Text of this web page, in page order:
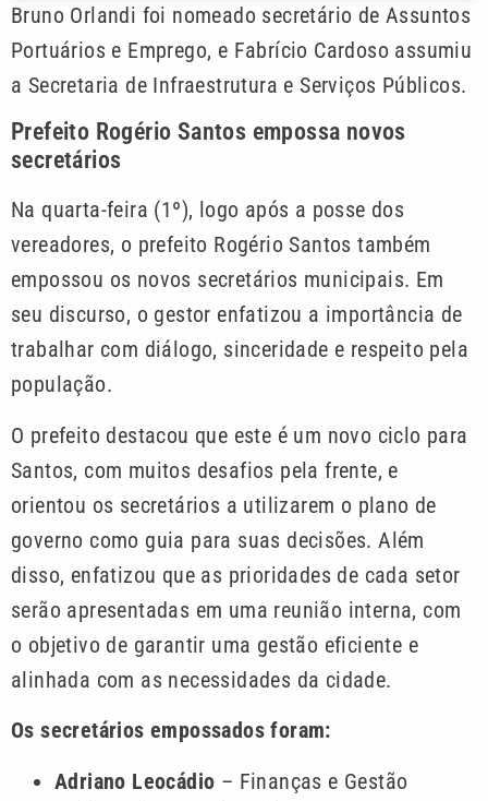
Bruno Orlandi foi nomeado secretário de Assuntos
Portuários e Emprego, e Fabrício Cardoso assumiu
a Secretaria de Infraestrutura e Serviços Públicos.
Prefeito Rogério Santos empossa novos
secretários
Na quarta-feira (1º), logo após a posse dos
vereadores, o prefeito Rogério Santos também
empossou os novos secretários municipais. Em
seu discurso, o gestor enfatizou a importância de
trabalhar com diálogo, sinceridade e respeito pela
população.
O prefeito destacou que este é um novo ciclo para
Santos, com muitos desafios pela frente, e
orientou os secretários a utilizarem o plano de
governo como guia para suas decisões. Além
disso, enfatizou que as prioridades de cada setor
serão apresentadas em uma reunião interna, com
o objetivo de garantir uma gestão eficiente e
alinhada com as necessidades da cidade.
Os secretários empossados foram:
Adriano Leocádio – Finanças e Gestão